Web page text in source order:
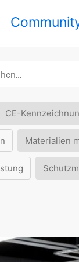
CE-
Materialien